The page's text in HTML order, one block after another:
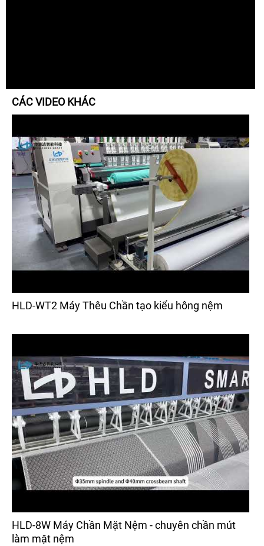
CÁC VIDEO KHÁC
HLD-WT2 Máy Thêu Chần tạo kiểu hông nệm
HLD-8W Máy Chần Mặt Nệm - chuyên chần mút
làm mặt nệm